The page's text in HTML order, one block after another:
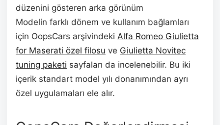
düzenini gösteren arka görünüm
Modelin farklı dönem ve kullanım bağlamları
için OopsCars arşivindeki Alfa Romeo Giulietta
for Maserati özel filosu ve Giulietta Novitec
tuning paketi sayfaları da incelenebilir. Bu iki
içerik standart model yılı donanımından ayrı
özel uygulamaları ele alır.